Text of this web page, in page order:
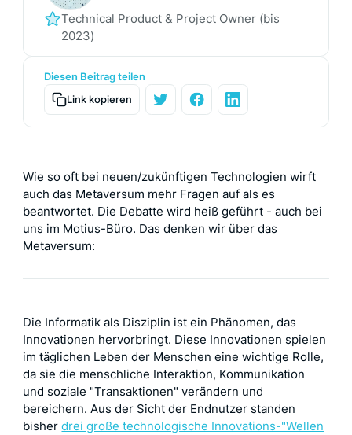
Technical Product & Project Owner (bis
2023)
Diesen Beitrag teilen
Link kopieren
Wie so oft bei neuen/zukünftigen Technologien wirft
auch das Metaversum mehr Fragen auf als es
beantwortet. Die Debatte wird heiß geführt - auch bei
uns im Motius-Büro. Das denken wir über das
Metaversum:
Die Informatik als Disziplin ist ein Phänomen, das
Innovationen hervorbringt. Diese Innovationen spielen
im täglichen Leben der Menschen eine wichtige Rolle,
da sie die menschliche Interaktion, Kommunikation
und soziale "Transaktionen" verändern und
bereichern. Aus der Sicht der Endnutzer standen
bisherdrei große technologische Innovations-"Wellen